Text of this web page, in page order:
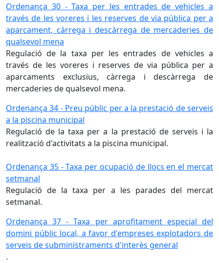
Ordenança 30 - Taxa per les entrades de vehicles a
través de les voreres i les reserves de via pública per a
aparcament, càrrega i descàrrega de mercaderies de
qualsevol mena
Regulació de la taxa per les entrades de vehicles a
través de les voreres i reserves de via pública per a
aparcaments exclusius, càrrega i descàrrega de
mercaderies de qualsevol mena.
Ordenança 34 - Preu públic per a la prestació de serveis
a la piscina municipal
Regulació de la taxa per a la prestació de serveis i la
realització d'activitats a la piscina municipal.
Ordenança 35 - Taxa per ocupació de llocs en el mercat
setmanal
Regulació de la taxa per a les parades del mercat
setmanal.
Ordenança 37 - Taxa per aprofitament especial del
domini públic local, a favor d'empreses explotadors de
serveis de subministraments d'interès general
.